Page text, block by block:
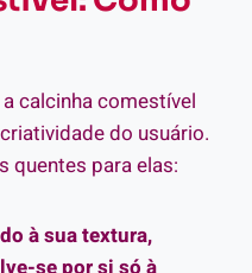
calcinha comestível
do usuário.
quentes para elas:
à sua textura,